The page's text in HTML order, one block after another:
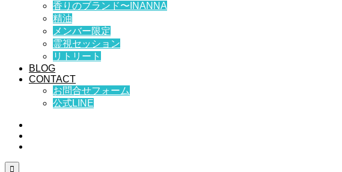
香りのブランド〜INANNA
精油
メンバー限定
霊視セッション
リトリート
BLOG
CONTACT
お問合せフォーム
公式LINE
